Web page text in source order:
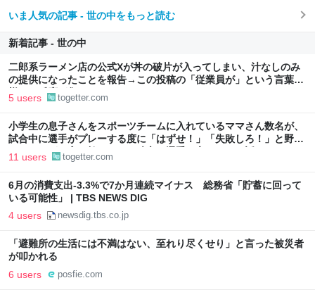
いま人気の記事 - 世の中をもっと読む
新着記事 - 世の中
二郎系ラーメン店の公式Xが丼の破片が入ってしまい、汁なしのみ
の提供になったことを報告→この投稿の「従業員が」という言葉に
様々な反応が集まる
5 users togetter.com
小学生の息子さんをスポーツチームに入れているママさん数名が、
試合中に選手がプレーする度に「はずせ！」「失敗しろ！」と野次
っていたが、実は敵ではなく味方の選手に言っていた話
11 users togetter.com
6月の消費支出-3.3%で7か月連続マイナス 総務省「貯蓄に回って
いる可能性」 | TBS NEWS DIG
4 users newsdig.tbs.co.jp
「避難所の生活には不満はない、至れり尽くせり」と言った被災者
が叩かれる
6 users posfie.com